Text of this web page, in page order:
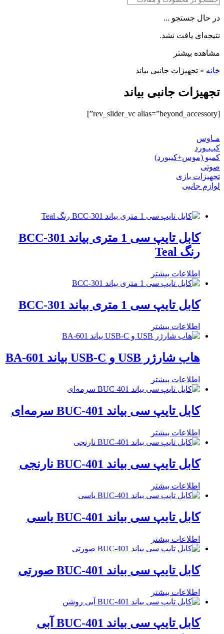
در حال جستجو ...
نتیجه‌ای یافت نشد.
مشاهده بیشتر
خانه » تجهیزات جانبی بیاند
تجهیزات جانبی بیاند
[rev_slider_vc alias=”beyond_accessory”]
مـاوس
کیـبـورد
کمبو (موس+کیبورد)
صوتی
تجهیزات بازی
لوازم جانبی
کابل تایپ سی 1 متری بیاند BCC-301
رنگ Teal
اطلاعات بیشتر
کابل تایپ سی 1 متری بیاند BCC-301
اطلاعات بیشتر
هاب شارژر USB و USB-C بیاند BA-601
اطلاعات بیشتر
کابل تایپ سی بیاند BUC-401 سرمه‌ای
اطلاعات بیشتر
کابل تایپ سی بیاند BUC-401 نارنجی
اطلاعات بیشتر
کابل تایپ سی بیاند BUC-401 یاسی
اطلاعات بیشتر
کابل تایپ سی بیاند BUC-401 صورتی
اطلاعات بیشتر
کابل تایپ سی بیاند BUC-401 آبی